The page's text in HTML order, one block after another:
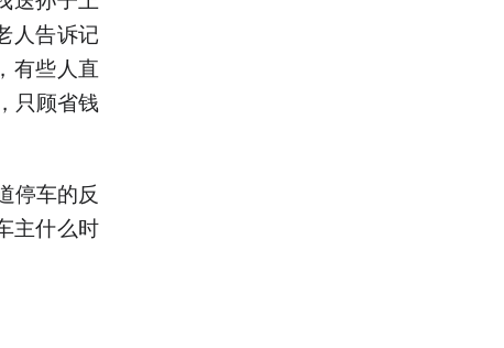
人告诉记
有些人直
只顾省钱
停车的反
主什么时